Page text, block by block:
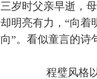
三岁时父亲早逝，
却明亮有力，“向着
向”。看似童言的诗
程璧风格以往多